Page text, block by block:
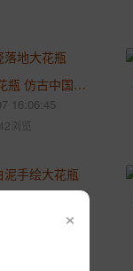
×
复古陶瓷落地大花瓶 仿古中国红婚庆婚房装饰瓶 客厅摆件酒店装饰花瓶
16:06:45
浏览